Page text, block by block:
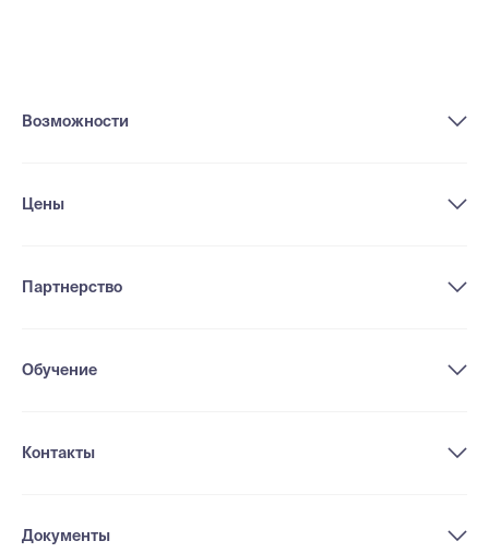
Возможности
Цены
Партнерство
Обучение
Контакты
Документы